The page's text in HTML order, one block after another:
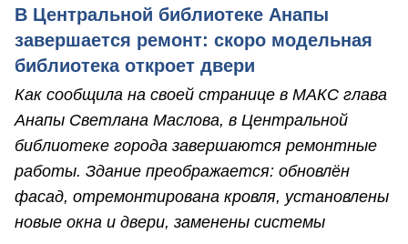
В Центральной библиотеке Анапы
завершается ремонт: скоро модельная
библиотека откроет двери
Как сообщила на своей странице в МАКС глава
Анапы Светлана Маслова, в Центральной
библиотеке города завершаются ремонтные
работы. Здание преображается: обновлён
фасад, отремонтирована кровля, установлены
новые окна и двери, заменены системы